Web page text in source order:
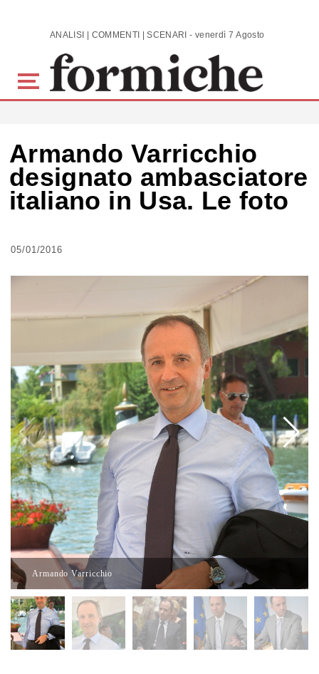
Skip to main content ANALISI | COMMENTI | SCENARI - venerdì 7 Agosto 2026
Armando Varricchio
designato ambasciatore
italiano in Usa. Le foto
05/01/2016
Armando Varricchio